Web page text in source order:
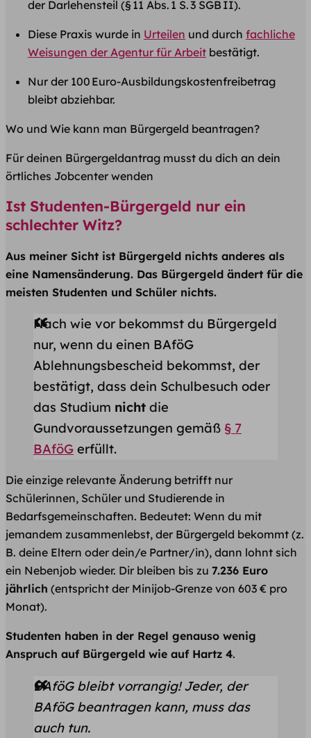
der Darlehensteil (§ 11 Abs. 1 S. 3 SGB II).
Diese Praxis wurde in Urteilen und durch fachliche
Weisungen der Agentur für Arbeit bestätigt.
Nur der 100 Euro-Ausbildungskostenfreibetrag
bleibt abziehbar.
Wo und Wie kann man Bürgergeld beantragen?
Für deinen Bürgergeldantrag musst du dich an dein
örtliches Jobcenter wenden
Ist Studenten-Bürgergeld nur ein
schlechter Witz?
Aus meiner Sicht ist Bürgergeld nichts anderes als
eine Namensänderung. Das Bürgergeld ändert für die
meisten Studenten und Schüler nichts.
Nach wie vor bekommst du Bürgergeld
nur, wenn du einen BAföG
Ablehnungsbescheid bekommst, der
bestätigt, dass dein Schulbesuch oder
das Studium nicht die
Gundvoraussetzungen gemäß § 7
BAföG erfüllt.
Die einzige relevante Änderung betrifft nur
Schülerinnen, Schüler und Studierende in
Bedarfsgemeinschaften. Bedeutet: Wenn du mit
jemandem zusammenlebst, der Bürgergeld bekommt (z.
B. deine Eltern oder dein/e Partner/in), dann lohnt sich
ein Nebenjob wieder. Dir bleiben bis zu 7.236 Euro
jährlich (entspricht der Minijob-Grenze von 603 € pro
Monat).
Studenten haben in der Regel genauso wenig
Anspruch auf Bürgergeld wie auf Hartz 4.
BAföG bleibt vorrangig! Jeder, der
BAföG beantragen kann, muss das
auch tun.